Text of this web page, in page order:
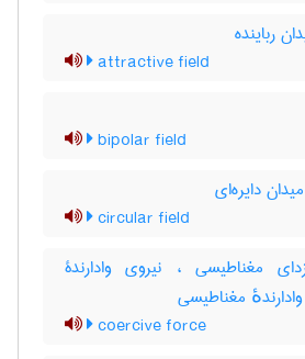
رباینده
attractive field
bipolar field
دایره‌ای
circular field
مغناطیسی ، نیروی وادارندۀ
مغناطیسی
coercive force